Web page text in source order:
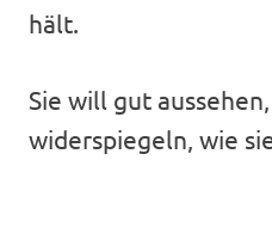
hält.
Sie will gut
widerspiegeln, wie